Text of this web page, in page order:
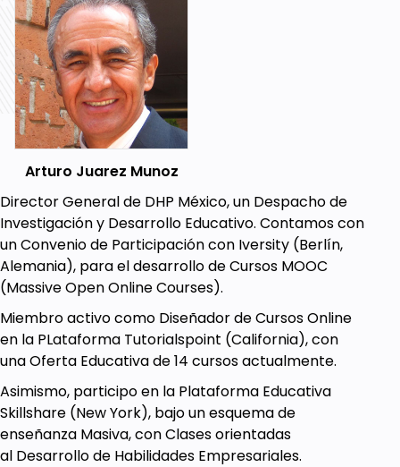
Gamificación.
Prerequisites
Sin requisitos previos.
Sin embargo, es deseable que el alumno
tenga el Impulso Creativo para el Diseño, no
importa su orientación.
Arturo Juarez Munoz
Director General de DHP México, un Despacho de
Investigación y Desarrollo Educativo. Contamos con
un Convenio de Participación con Iversity (Berlín,
Alemania), para el desarrollo de Cursos MOOC
(Massive Open Online Courses).
Miembro activo como Diseñador de Cursos Online
en la PLataforma Tutorialspoint (California), con
una Oferta Educativa de 14 cursos actualmente.
Asimismo, participo en la Plataforma Educativa
Skillshare (New York), bajo un esquema de
enseñanza Masiva, con Clases orientadas
al Desarrollo de Habilidades Empresariales.